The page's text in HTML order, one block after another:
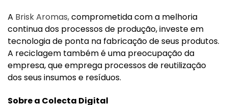
A Brisk Aromas,comprometida com a melhoria
continua dos processos de produção, investe em
tecnologia de ponta na fabricação de seus produtos.
A reciclagem também é uma preocupação da
empresa, que emprega processos de reutilização
dos seus insumos e resíduos.
Sobre a Colecta Digital